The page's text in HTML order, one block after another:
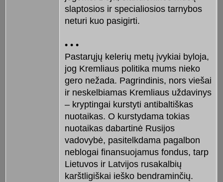
slaptosios ir specialiosios tarnybos
neturi kuo pasigirti.
• • •
Pastarųjų kelerių metų įvykiai byloja,
jog Kremliaus politika mums nieko
gero nežada. Pagrindinis, nors viešai
ir neskelbiamas Kremliaus uždavinys
– kryptingai kurstyti antibaltiškas
nuotaikas. O kurstydama tokias
nuotaikas dabartinė Rusijos
vadovybė, pasitelkdama pagalbon
neblogai finansuojamus fondus, tarp
Lietuvos ir Latvijos rusakalbių
karštligiškai ieško bendraminčių.